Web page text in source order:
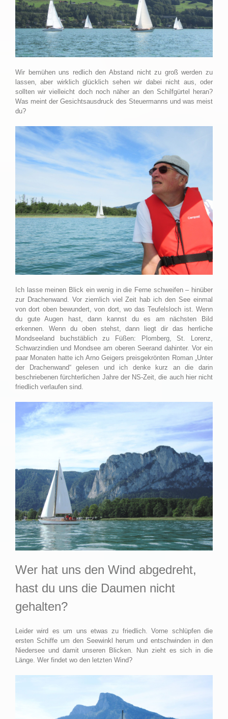
Wir bemühen uns redlich den Abstand nicht zu groß werden zu
lassen, aber wirklich glücklich sehen wir dabei nicht aus, oder
sollten wir vielleicht doch noch näher an den Schilfgürtel heran?
Was meint der Gesichtsausdruck des Steuermanns und was meist
du?
Ich lasse meinen Blick ein wenig in die Ferne schweifen – hinüber
zur Drachenwand. Vor ziemlich viel Zeit hab ich den See einmal
von dort oben bewundert, von dort, wo das Teufelsloch ist. Wenn
du gute Augen hast, dann kannst du es am nächsten Bild
erkennen. Wenn du oben stehst, dann liegt dir das herrliche
Mondseeland buchstäblich zu Füßen: Plomberg, St. Lorenz,
Schwarzindien und Mondsee am oberen Seerand dahinter. Vor ein
paar Monaten hatte ich Arno Geigers preisgekrönten Roman „Unter
der Drachenwand“ gelesen und ich denke kurz an die darin
beschriebenen fürchterlichen Jahre der NS-Zeit, die auch hier nicht
friedlich verlaufen sind.
Wer hat uns den Wind abgedreht,
hast du uns die Daumen nicht
gehalten?
Leider wird es um uns etwas zu friedlich. Vorne schlüpfen die
ersten Schiffe um den Seewinkl herum und entschwinden in den
Niedersee und damit unseren Blicken. Nun zieht es sich in die
Länge. Wer findet wo den letzten Wind?